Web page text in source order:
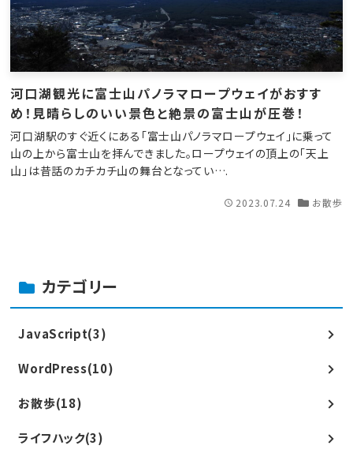
河口湖観光に富士山パノラマロープウェイがおすす
め！見晴らしのいい景色と絶景の富士山が圧巻！
河口湖駅のすぐ近くにある「富士山パノラマロープウェイ」に乗って
山の上から富士山を拝んできました。ロープウェイの頂上の「天上
山」は昔話のカチカチ山の舞台となってい….
2023.07.24 お散歩
カテゴリー
JavaScript(3)
WordPress(10)
お散歩(18)
ライフハック(3)